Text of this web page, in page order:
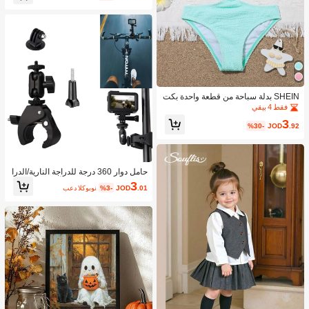
SHEIN بدلة سباحة من قطعة واحدة بكت
ف واحد وحلقات منسوجة من بنت مراهق
فقط 4 بيقي
JOD3.92
%30-
م في الحفلات، الزفاف، السحر اليومي -
استخدام الصالون والمنزل أحجار أظافر أ
ظافر سحر الأظافر
حامل دوار 360 درجة للدراجة النارية/الدرا
جة، متوافق مع كاميرات الأكشن Hero 1
3/12/11/10/9/8/7/6/5/Insta 360 One
أسين كروي
JOD3.01
%3- بعد الكوبون